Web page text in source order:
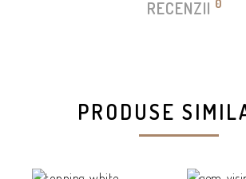
RECENZII 0
PRODUSE